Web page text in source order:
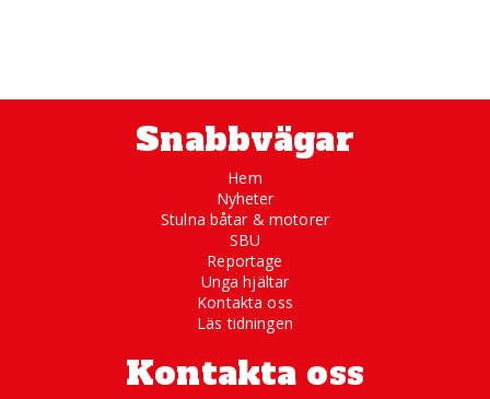
Snabbvägar
Hem
Nyheter
Stulna båtar & motorer
SBU
Reportage
Unga hjältar
Kontakta oss
Läs tidningen
Kontakta oss